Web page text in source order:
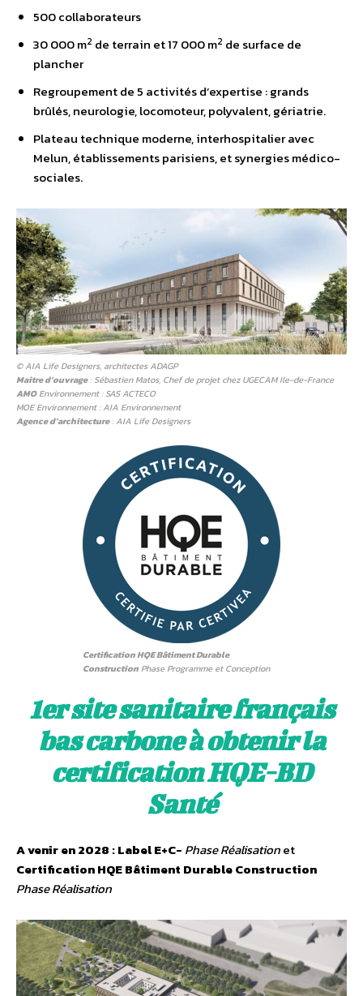
500 collaborateurs
30 000 m2 de terrain et 17 000 m2 de surface de
plancher
Regroupement de 5 activités d’expertise : grands
brûlés, neurologie, locomoteur, polyvalent, gériatrie.
Plateau technique moderne, interhospitalier avec
Melun, établissements parisiens, et synergies médico-
sociales.
© AIA Life Designers, architectes ADAGP
Maitre d’ouvrage: Sébastien Matos, Chef de projet chez UGECAM Ile-de-France
AMOEnvironnement : SAS ACTECO
MOE Environnement : AIA Environnement
Agence d’architecture: AIA Life Designers
Certification HQE Bâtiment Durable
Construction Phase Programme et Conception
1er site sanitaire français
bas carbone à obtenir la
certification HQE-BD
Santé
A venir en 2028 : Label E+C- Phase Réalisationet
Certification HQE Bâtiment Durable Construction
Phase Réalisation